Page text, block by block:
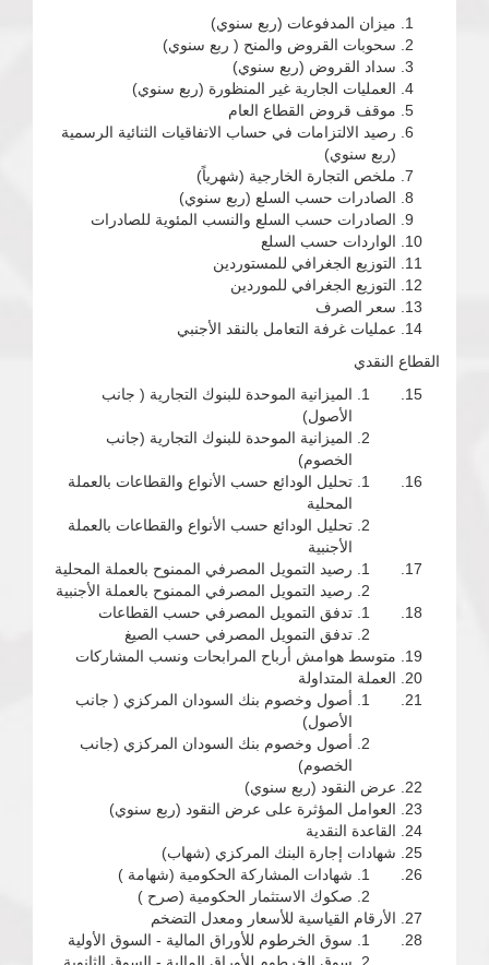
ميزان المدفوعات (ربع سنوي)
سحوبات القروض والمنح ( ربع سنوي)
سداد القروض (ربع سنوي)
العمليات الجارية غير المنظورة (ربع سنوي)
موقف قروض القطاع العام
رصيد الالتزامات في حساب الاتفاقيات الثنائية الرسمية
(ربع سنوي)
ملخص التجارة الخارجية (شهرياً)
الصادرات حسب السلع (ربع سنوي)
الصادرات حسب السلع والنسب المئوية للصادرات
الواردات حسب السلع
التوزيع الجغرافي للمستوردين
التوزيع الجغرافي للموردين
سعر الصرف
عمليات غرفة التعامل بالنقد الأجنبي
القطاع النقدي
الميزانية الموحدة للبنوك التجارية ( جانب
الأصول)
الميزانية الموحدة للبنوك التجارية (جانب
الخصوم)
تحليل الودائع حسب الأنواع والقطاعات بالعملة
المحلية
تحليل الودائع حسب الأنواع والقطاعات بالعملة
الأجنبية
رصيد التمويل المصرفي الممنوح بالعملة المحلية
رصيد التمويل المصرفي الممنوح بالعملة الأجنبية
تدفق التمويل المصرفي حسب القطاعات
تدفق التمويل المصرفي حسب الصيغ
متوسط هوامش أرباح المرابحات ونسب المشاركات
العملة المتداولة
أصول وخصوم بنك السودان المركزي ( جانب
الأصول)
أصول وخصوم بنك السودان المركزي (جانب
الخصوم)
عرض النقود (ربع سنوي)
العوامل المؤثرة على عرض النقود (ربع سنوي)
القاعدة النقدية
شهادات إجارة البنك المركزي (شهاب)
شهادات المشاركة الحكومية (شهامة )
صكوك الاستثمار الحكومية (صرح )
الأرقام القياسية للأسعار ومعدل التضخم
سوق الخرطوم للأوراق المالية - السوق الأولية